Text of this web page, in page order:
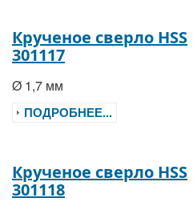
Крученое сверло HSS
301117
Ø 1,7 мм
ПОДРОБНЕЕ...
Крученое сверло HSS
301118